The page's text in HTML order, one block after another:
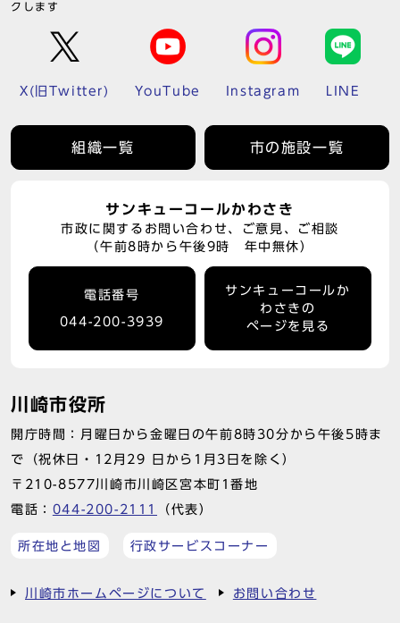
クします
X(旧Twitter) YouTube Instagram LINE
組織一覧 市の施設一覧
サンキューコールかわさき
市政に関するお問い合わせ、ご意見、ご相談
（午前8時から午後9時 年中無休）
電話番号
044-200-3939
サンキューコールか
わさきの
ページを見る
川崎市役所
開庁時間：月曜日から金曜日の午前8時30分から午後5時ま
で（祝休日・12月29 日から1月3日を除く）
〒210-8577川崎市川崎区宮本町1番地
電話： 044-200-2111 （代表）
所在地と地図 行政サービスコーナー
川崎市ホームページについて お問い合わせ